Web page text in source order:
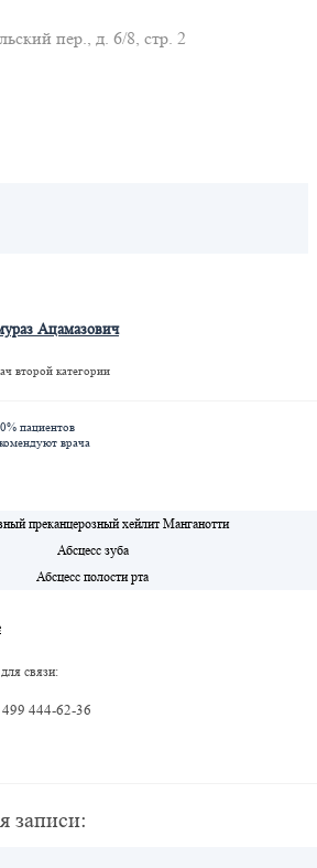
пер., д. 6/8, стр. 2
Ацамазович
второй категории
пациентов
врача
преканцерозный хейлит Манганотти
Абсцесс зуба
Абсцесс полости рта
связи:
444-62-36
записи: